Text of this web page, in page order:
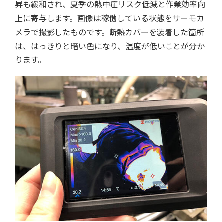
昇も緩和され、夏季の熱中症リスク低減と作業効率向
上に寄与します。画像は稼働している状態をサーモカ
メラで撮影したものです。断熱カバーを装着した箇所
は、はっきりと暗い色になり、温度が低いことが分か
ります。